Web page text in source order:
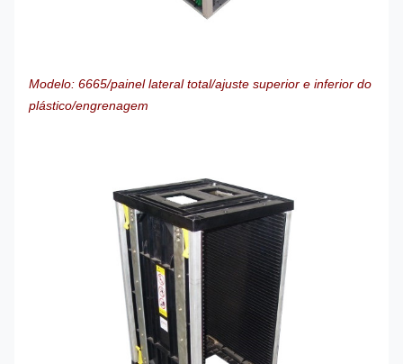
Modelo: 6665/painel lateral total/ajuste superior e inferior do
plástico/engrenagem